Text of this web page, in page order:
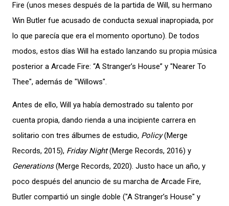
Fire (unos meses después de la partida de Will, su hermano
Win Butler fue acusado de conducta sexual inapropiada, por
lo que parecía que era el momento oportuno). De todos
modos, estos días Will ha estado lanzando su propia música
posterior a Arcade Fire: “A Stranger’s House” y "Nearer To
Thee", además de "Willows".
Antes de ello, Will ya había demostrado su talento por
cuenta propia, dando rienda a una incipiente carrera en
solitario con tres álbumes de estudio, Policy(Merge
Records, 2015), Friday Night(Merge Records, 2016) y
Generations(Merge Records, 2020). Justo hace un año, y
poco después del anuncio de su marcha de Arcade Fire,
Butler compartió un single doble ("A Stranger’s House" y